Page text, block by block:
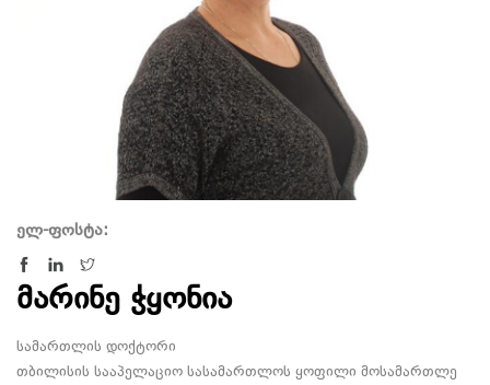
ელ-ფოსტა:
მარინე ჭყონია
სამართლის დოქტორი
თბილისის სააპელაციო სასამართლოს ყოფილი მოსამართლე